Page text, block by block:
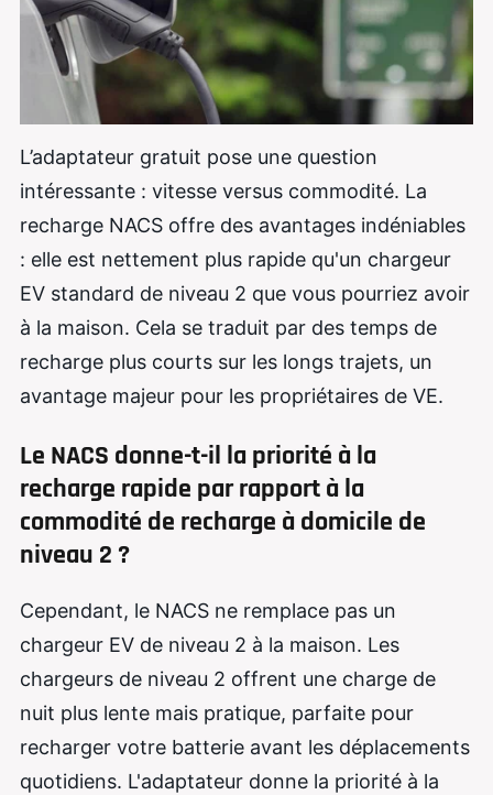
L’adaptateur gratuit pose une question
intéressante : vitesse versus commodité. La
recharge NACS offre des avantages indéniables
: elle est nettement plus rapide qu'un chargeur
EV standard de niveau 2 que vous pourriez avoir
à la maison. Cela se traduit par des temps de
recharge plus courts sur les longs trajets, un
avantage majeur pour les propriétaires de VE.
Le NACS donne-t-il la priorité à la
recharge rapide par rapport à la
commodité de recharge à domicile de
niveau 2 ?
Cependant, le NACS ne remplace pas un
chargeur EV de niveau 2 à la maison. Les
chargeurs de niveau 2 offrent une charge de
nuit plus lente mais pratique, parfaite pour
recharger votre batterie avant les déplacements
quotidiens. L'adaptateur donne la priorité à la